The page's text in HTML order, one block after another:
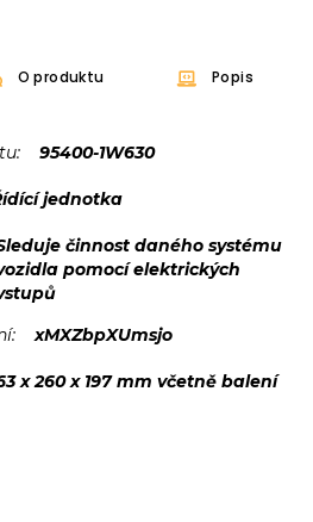
O produktu Popis
95400-1W630
jednotka
činnost daného systému
pomocí elektrických
xMXZbpXUmsjo
x 260 x 197 mm včetně balení